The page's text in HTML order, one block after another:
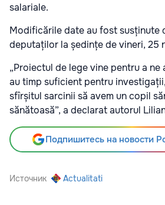
salariale.
Modificările date au fost susținute
deputaților la ședințe de vineri, 25
„Proiectul de lege vine pentru a ne
au timp suficient pentru
sfîrșitul sarcinii să avem un copil
sănătoasă”, a declarat autorul
Подпишитесь на новости
Источник Actualitati